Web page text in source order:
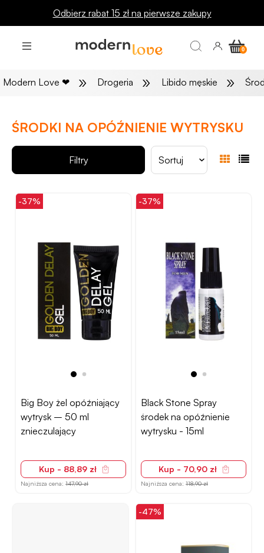
Odbierz rabat 15 zł na pierwsze zakupy
Modern Love ❤ » Drogeria » Libido męskie »
ŚRODKI NA OPÓŹNIENIE WYTRYSKU
Filtry Sortuj
-37%
Big Boy żel opóźniający
wytrysk – 50 ml
znieczulający
Kup - 88,89 zł
Najniższa cena: 147,90 zł
-37%
Black Stone Spray
środek na opóźnienie
wytrysku - 15ml
Kup - 70,90 zł
Najniższa cena: 118,90 zł
-47%